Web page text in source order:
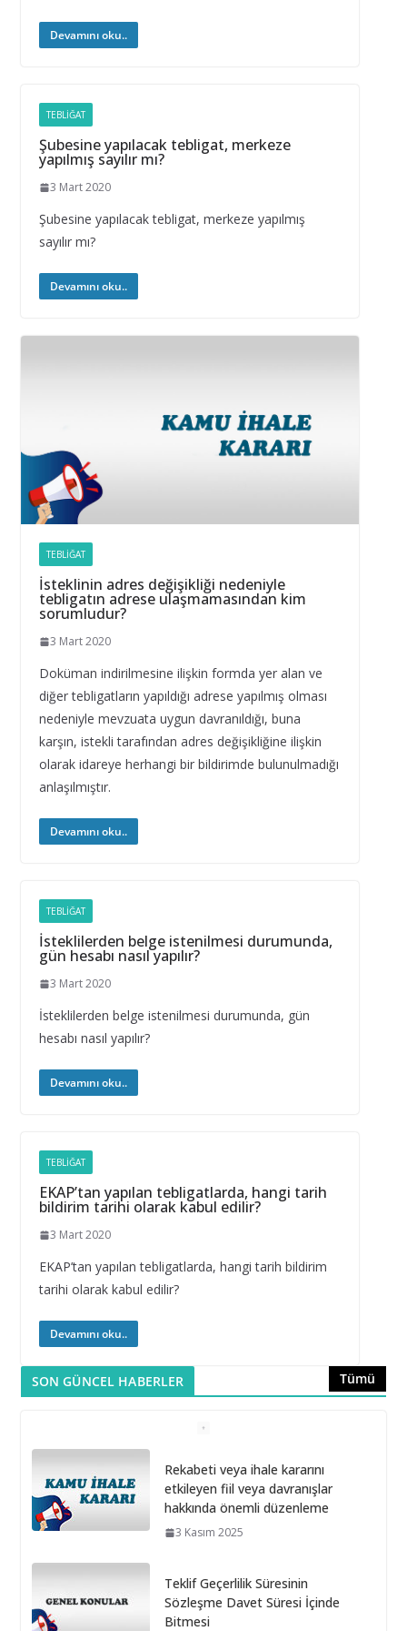
Devamını oku..
TEBLIĞAT
Şubesine yapılacak tebligat, merkeze
yapılmış sayılır mı?
3 Mart 2020
Şubesine yapılacak tebligat, merkeze yapılmış
sayılır mı?
Devamını oku..
TEBLIĞAT
İsteklinin adres değişikliği nedeniyle
tebligatın adrese ulaşmamasından kim
sorumludur?
3 Mart 2020
Doküman indirilmesine ilişkin formda yer alan ve
diğer tebligatların yapıldığı adrese yapılmış olması
nedeniyle mevzuata uygun davranıldığı, buna
karşın, istekli tarafından adres değişikliğine ilişkin
olarak idareye herhangi bir bildirimde bulunulmadığı
anlaşılmıştır.
Devamını oku..
TEBLIĞAT
İsteklilerden belge istenilmesi durumunda,
gün hesabı nasıl yapılır?
3 Mart 2020
İsteklilerden belge istenilmesi durumunda, gün
hesabı nasıl yapılır?
Devamını oku..
TEBLIĞAT
EKAP’tan yapılan tebligatlarda, hangi tarih
bildirim tarihi olarak kabul edilir?
3 Mart 2020
EKAP’tan yapılan tebligatlarda, hangi tarih bildirim
tarihi olarak kabul edilir?
Devamını oku..
SON GÜNCEL HABERLER Tümü
Rekabeti veya ihale kararını
etkileyen fiil veya davranışlar
hakkında önemli düzenleme
3 Kasım 2025
Teklif Geçerlilik Süresinin
Sözleşme Davet Süresi İçinde
Bitmesi